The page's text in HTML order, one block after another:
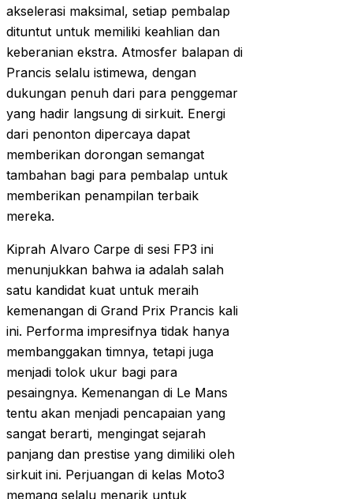
akselerasi maksimal, setiap pembalap
dituntut untuk memiliki keahlian dan
keberanian ekstra. Atmosfer balapan di
Prancis selalu istimewa, dengan
dukungan penuh dari para penggemar
yang hadir langsung di sirkuit. Energi
dari penonton dipercaya dapat
memberikan dorongan semangat
tambahan bagi para pembalap untuk
memberikan penampilan terbaik
mereka.
Kiprah Alvaro Carpe di sesi FP3 ini
menunjukkan bahwa ia adalah salah
satu kandidat kuat untuk meraih
kemenangan di Grand Prix Prancis kali
ini. Performa impresifnya tidak hanya
membanggakan timnya, tetapi juga
menjadi tolok ukur bagi para
pesaingnya. Kemenangan di Le Mans
tentu akan menjadi pencapaian yang
sangat berarti, mengingat sejarah
panjang dan prestise yang dimiliki oleh
sirkuit ini. Perjuangan di kelas Moto3
memang selalu menarik untuk